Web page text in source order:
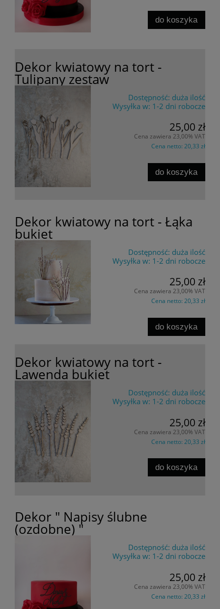
do koszyka
Dekor kwiatowy na tort -
Tulipany zestaw
Dostępność: duża ilość
Wysyłka w: 1-2 dni robocze
25,00 zł
Cena zawiera 23,00% VAT
Cena netto: 20,33 zł
do koszyka
Dekor kwiatowy na tort - Łąka
bukiet
Dostępność: duża ilość
Wysyłka w: 1-2 dni robocze
25,00 zł
Cena zawiera 23,00% VAT
Cena netto: 20,33 zł
do koszyka
Dekor kwiatowy na tort -
Lawenda bukiet
Dostępność: duża ilość
Wysyłka w: 1-2 dni robocze
25,00 zł
Cena zawiera 23,00% VAT
Cena netto: 20,33 zł
do koszyka
Dekor " Napisy ślubne
(ozdobne) "
Dostępność: duża ilość
Wysyłka w: 1-2 dni robocze
25,00 zł
Cena zawiera 23,00% VAT
Cena netto: 20,33 zł